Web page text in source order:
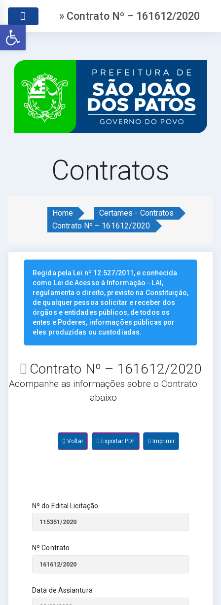
Abrir a barra de ferramentas
» Contrato Nº – 161612/2020
Contratos
Home
Certames - Contratos
Contrato Nº – 161612/2020
Regida pela Lei nº 12.527/2011, e conhecida
como Lei de Acesso à Informação - LAI,
regulamenta o direito, previsto na Constituição,
de qualquer pessoa solicitar e receber dos
órgãos e entidades públicos, de todos os
entes e Poderes, informações públicas por
eles produzidas ou custodiadas.
Contrato Nº – 161612/2020
Acompanhe as informações sobre o Contrato
abaixo
Voltar Exportar PDF Imprimir
Nº do Edital Licitação
Nº Contrato
Data de Assiantura